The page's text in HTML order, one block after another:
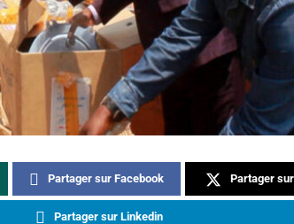
Partager sur Facebook Partager
Partager sur Linkedin